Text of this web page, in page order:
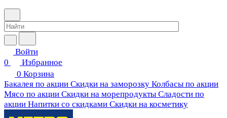
Войти
0
Избранное
0 Корзина
Бакалея по акции Скидки на заморозку Колбасы по акции
Мясо по акции Скидки на морепродукты Сладости по
акции Напитки со скидками Скидки на косметику